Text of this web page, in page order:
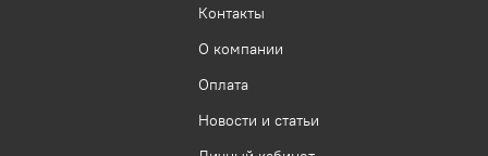
Контакты
О компании
Оплата
Новости и статьи